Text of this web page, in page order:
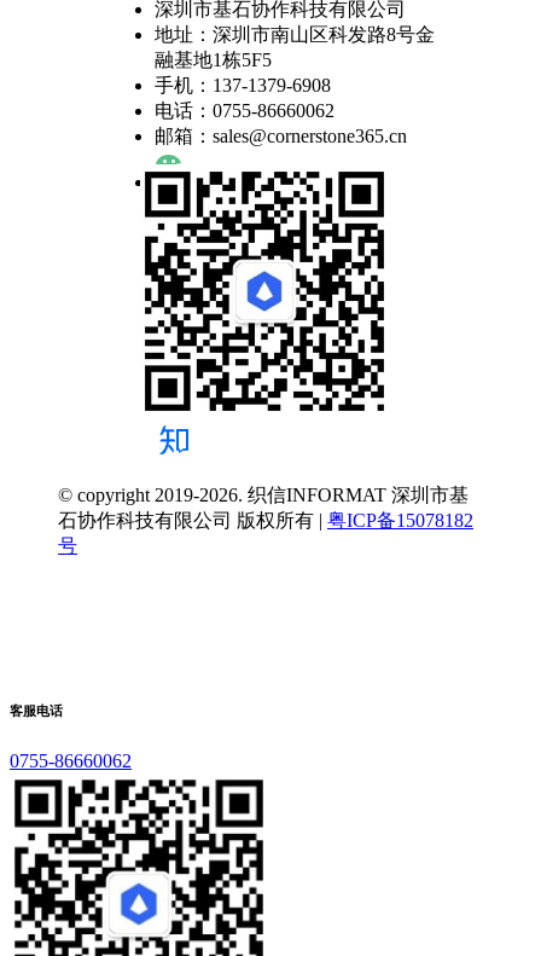
深圳市基石协作科技有限公司
地址：深圳市南山区科发路8号金
融基地1栋5F5
手机：137-1379-6908
电话：0755-86660062
邮箱：sales@cornerstone365.cn
© copyright 2019-2026. 织信INFORMAT 深圳市基
石协作科技有限公司 版权所有 | 粤ICP备15078182
号
客服电话
0755-86660062